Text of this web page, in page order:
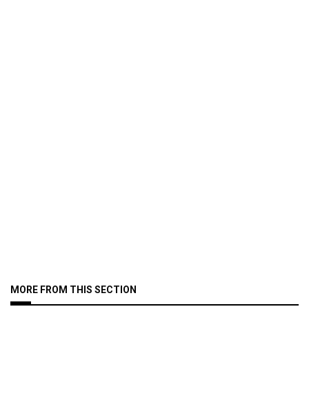
MORE FROM THIS SECTION